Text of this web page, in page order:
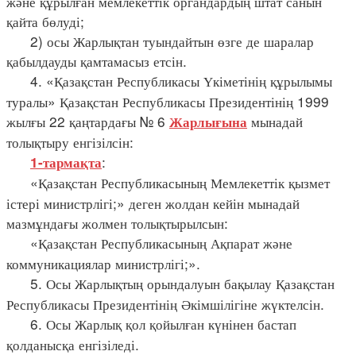
қайта бөлуді;
2) осы Жарлықтан туындайтын өзге де шаралар
қабылдауды қамтамасыз етсін.
4. «Қазақстан Республикасы Үкіметінің құрылымы
туралы» Қазақстан Республикасы Президентінің 1999
жылғы 22 қаңтардағы № 6 Жарлығына мынадай
толықтыру енгізілсін:
1-тармақта:
«Қазақстан Республикасының Мемлекеттік қызмет
істері министрлігі;» деген жолдан кейін мынадай
мазмұндағы жолмен толықтырылсын:
«Қазақстан Республикасының Ақпарат және
коммуникациялар министрлігі;».
5. Осы Жарлықтың орындалуын бақылау Қазақстан
Республикасы Президентінің Әкімшілігіне жүктелсін.
6. Осы Жарлық қол қойылған күнінен бастап
қолданысқа енгізіледі.